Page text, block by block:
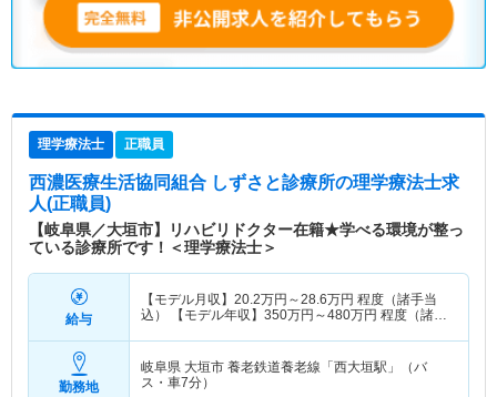
理学療法士 正職員
西濃医療生活協同組合 しずさと診療所の理学療法士求
人(正職員)
【岐阜県／大垣市】リハビリドクター在籍★学べる環境が整っ
ている診療所です！＜理学療法士＞
給与
【モデル月収】 20.2万円～28.6万円 程度（諸手当
込） 【モデル年収】 350万円～480万円 程度（諸手
勤務地
岐阜県 大垣市 養老鉄道養老線「西大垣駅」（バ
ス・車7分）